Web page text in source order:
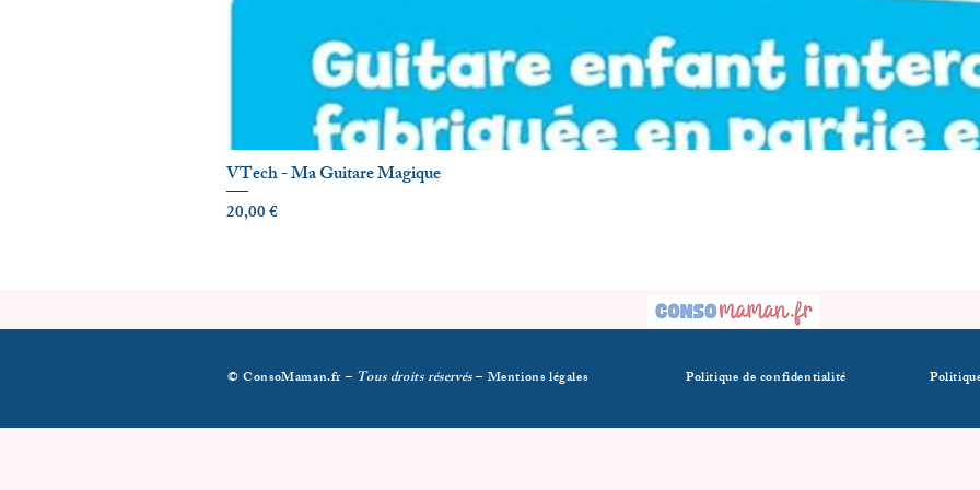
VTech - Ma Guitare Magique
Prix
20,00 €
© ConsoMaman.fr – Tous droits réservés– Mentions légales Politique de confidentialité